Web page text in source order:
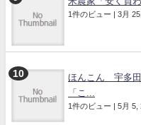
1件のビュー | 3月
ほんこん 宇多田
「こ...
1件のビュー | 5月 5,